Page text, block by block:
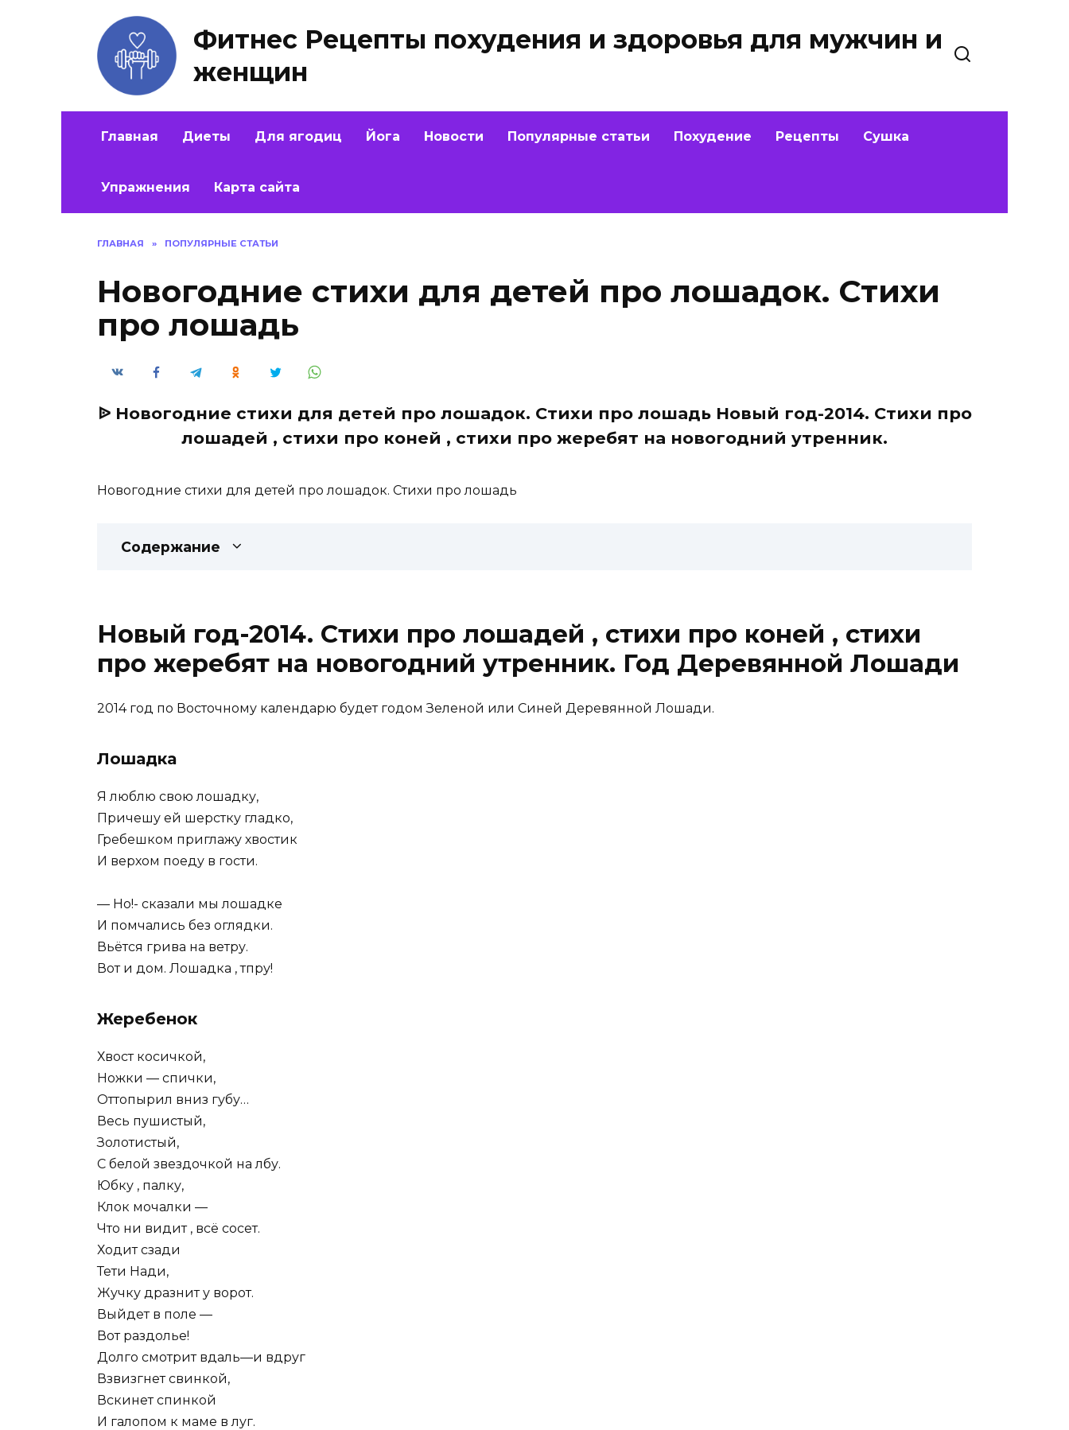
Фитнес Рецепты похудения и здоровья для мужчин и
женщин
Главная Диеты Для ягодиц Йога Новости Популярные статьи Похудение Рецепты Сушка
Упражнения Карта сайта
ГЛАВНАЯ » ПОПУЛЯРНЫЕ СТАТЬИ
Новогодние стихи для детей про лошадок. Стихи
про лошадь
ᐉ Новогодние стихи для детей про лошадок. Стихи про лошадь Новый год-2014. Стихи про
лошадей , стихи про коней , стихи про жеребят на новогодний утренник.
Новогодние стихи для детей про лошадок. Стихи про лошадь
Содержание
Новый год-2014. Стихи про лошадей , стихи про коней , стихи
про жеребят на новогодний утренник. Год Деревянной Лошади
2014 год по Восточному календарю будет годом Зеленой или Синей Деревянной Лошади.
Лошадка
Я люблю свою лошадку,
Причешу ей шерстку гладко,
Гребешком приглажу хвостик
И верхом поеду в гости.
— Но!- сказали мы лошадке
И помчались без оглядки.
Вьётся грива на ветру.
Вот и дом. Лошадка , тпру!
Жеребенок
Хвост косичкой,
Ножки — спички,
Оттопырил вниз губу…
Весь пушистый,
Золотистый,
С белой звездочкой на лбу.
Юбку , палку,
Клок мочалки —
Что ни видит , всё сосет.
Ходит сзади
Тети Нади,
Жучку дразнит у ворот.
Выйдет в поле —
Вот раздолье!
Долго смотрит вдаль—и вдруг
Взвизгнет свинкой,
Вскинет спинкой
И галопом к маме в луг.